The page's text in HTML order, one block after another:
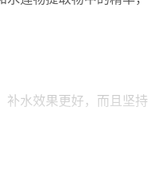
补水效果更好，而且坚持
分来起到美白的效果。